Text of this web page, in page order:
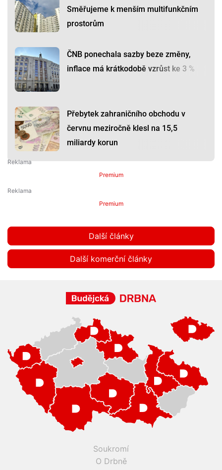
Směřujeme k menším multifunkčním
prostorům
ČNB ponechala sazby beze změny,
inflace má krátkodobě vzrůst ke 3 %
Přebytek zahraničního obchodu v
červnu meziročně klesl na 15,5
miliardy korun
Premium
Premium
Další články
Další komerční články
Soukromí
O Drbně